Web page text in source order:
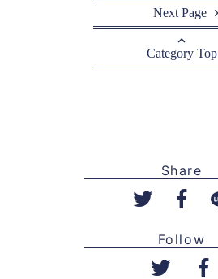
Next Page
Category Top
Share
Follow